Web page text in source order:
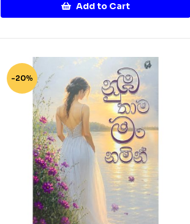
Add to Cart
-20%